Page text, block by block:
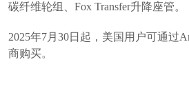
碳纤维轮组、Fox Transfer升降座管。
2025年7月30日起，美国用户可通过
商购买。